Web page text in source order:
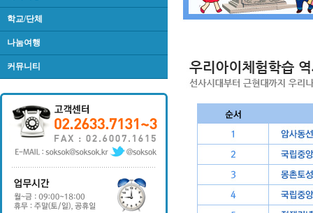
학교/단체
나눔여행
커뮤니티